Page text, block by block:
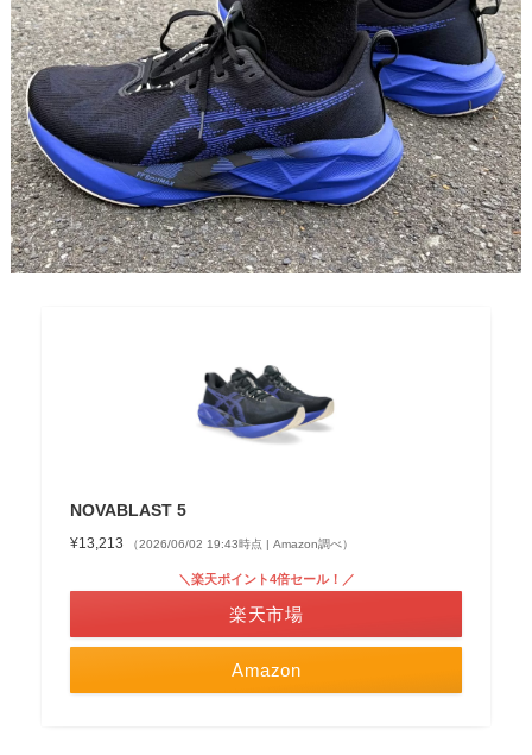
NOVABLAST 5
¥13,213 （2026/06/02 19:43時点 | Amazon調べ）
Amazon
＼楽天ポイント4倍セール！／
楽天市場